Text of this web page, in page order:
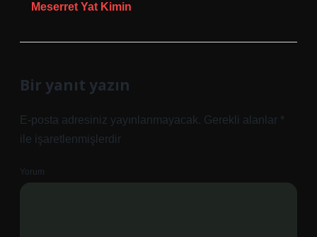
Meserret Yat Kimin
Bir yanıt yazın
E-posta adresiniz yayınlanmayacak. Gerekli alanlar *
ile işaretlenmişlerdir
Yorum